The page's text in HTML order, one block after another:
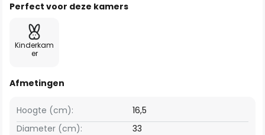
Perfect voor deze kamers
Kinderkam
er
Afmetingen
Hoogte (cm):
16,5
Diameter (cm):
33